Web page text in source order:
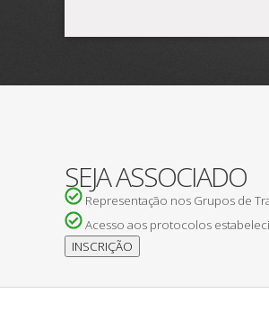
SEJA ASSOCIADO
Representação nos Grupos de
Acesso aos protocolos